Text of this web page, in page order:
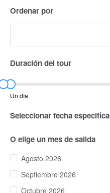
Ordenar por
Duración del tour
Un día
Seleccionar fecha especifica
O elige un mes de salida
Agosto 2026
Septiembre 2026
Octubre 2026